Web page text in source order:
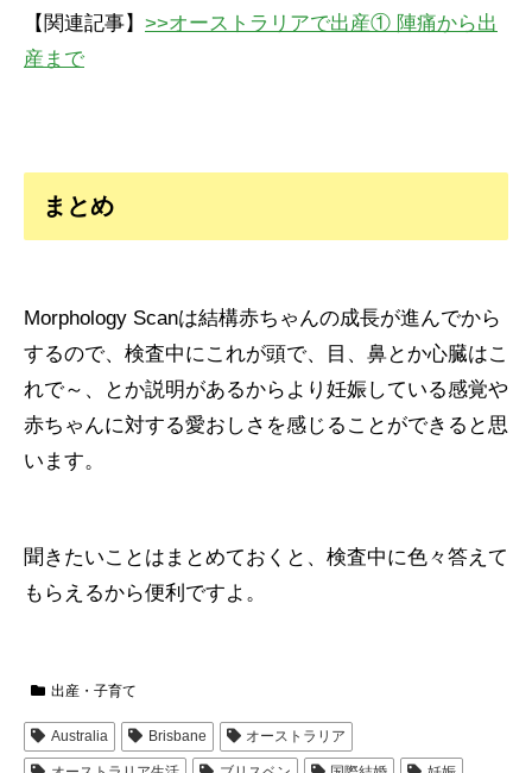
【関連記事】 >>オーストラリアで出産① 陣痛から出
産まで
まとめ
Morphology Scanは結構赤ちゃんの成長が進んでから
するので、検査中にこれが頭で、目、鼻とか心臓はこ
れで～、とか説明があるからより妊娠している感覚や
赤ちゃんに対する愛おしさを感じることができると思
います。
聞きたいことはまとめておくと、検査中に色々答えて
もらえるから便利ですよ。
出産・子育て
Australia Brisbane オーストラリア